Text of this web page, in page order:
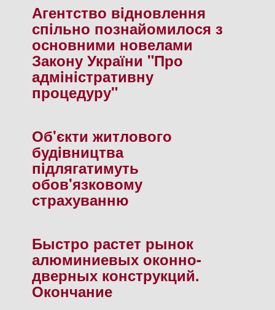
Агентство вiдновлення
спiльно познайомилося з
основними новелами
Закону України "Про
адмiнiстративну
процедуру"
Об'єкти житлового
будiвництва
пiдлягатимуть
обов'язковому
страхуванню
Быстро растет рынок
алюминиевых оконно-
дверных конструкций.
Окончание